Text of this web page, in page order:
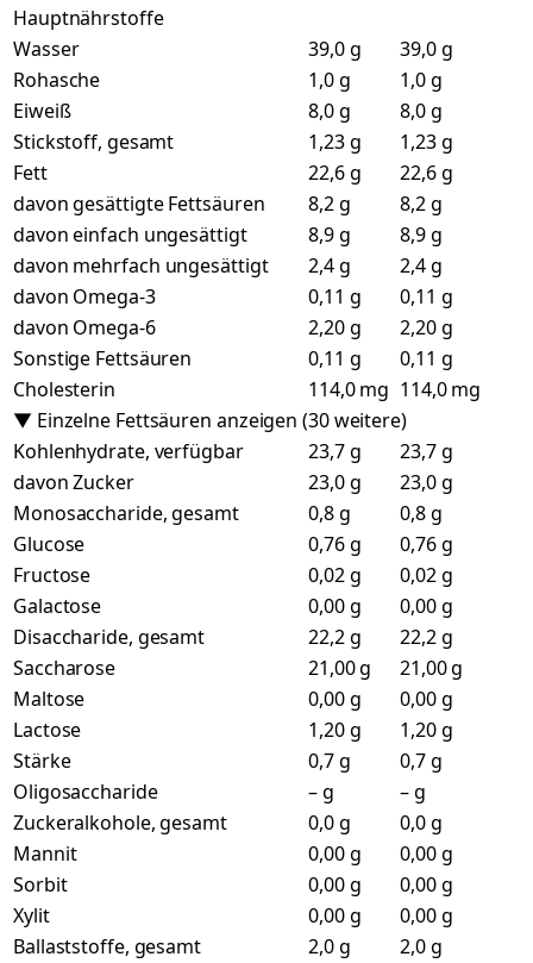
Hauptnährstoffe
Wasser
39,0 g
39,0 g
Rohasche
1,0 g
1,0 g
Eiweiß
8,0 g
8,0 g
Stickstoff, gesamt
1,23 g
1,23 g
Fett
22,6 g
22,6 g
davon gesättigte Fettsäuren
8,2 g
8,2 g
davon einfach ungesättigt
8,9 g
8,9 g
davon mehrfach ungesättigt
2,4 g
2,4 g
davon Omega-3
0,11 g
0,11 g
davon Omega-6
2,20 g
2,20 g
Sonstige Fettsäuren
0,11 g
0,11 g
Cholesterin
114,0 mg 114,0 mg
▼ Einzelne Fettsäuren anzeigen (30 weitere)
Kohlenhydrate, verfügbar
23,7 g
23,7 g
davon Zucker
23,0 g
23,0 g
Monosaccharide, gesamt
0,8 g
0,8 g
Glucose
0,76 g
0,76 g
Fructose
0,02 g
0,02 g
Galactose
0,00 g
0,00 g
Disaccharide, gesamt
22,2 g
22,2 g
Saccharose
21,00 g
21,00 g
Maltose
0,00 g
0,00 g
Lactose
1,20 g
1,20 g
Stärke
0,7 g
0,7 g
Oligosaccharide
– g
– g
Zuckeralkohole, gesamt
0,0 g
0,0 g
Mannit
0,00 g
0,00 g
Sorbit
0,00 g
0,00 g
Xylit
0,00 g
0,00 g
Ballaststoffe, gesamt
2,0 g
2,0 g